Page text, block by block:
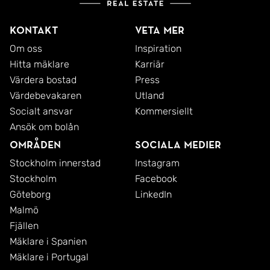
I närområdet finns välsorterad matbutik, två gym
och flera serviceutbud som förenklar vardagen.
För den naturintresserade ligger Grimsta
naturreservat på bekvämt promenadavstånd med
badplatser, klippor, grillplatser och vackra stråk
längs vattnet. Även Råcksta Träsk bidrar till
områdets gröna och naturnära karaktär med fina
promenadmöjligheter året runt.
Området präglas av grönska, lugn och goda
kommunikationer, vilket gör det till ett attraktivt val
för såväl singlar som par eller den som söker ett
bekvämt och naturnära boende med stadens
möjligheter inom räckhåll.
Kontakt
Om oss
Hitta mäklare
Värdera bostad
Värdebevakaren
Socialt ansvar
Ansök om bolån
Veta mer
Inspiration
Karriär
Press
Utland
Kommersiellt
Områden
Stockholm innerstad
Stockholm
Göteborg
Malmö
Fjällen
Mäklare i Spanien
Mäklare i Portugal
Sociala medier
Instagram
Facebook
LinkedIn